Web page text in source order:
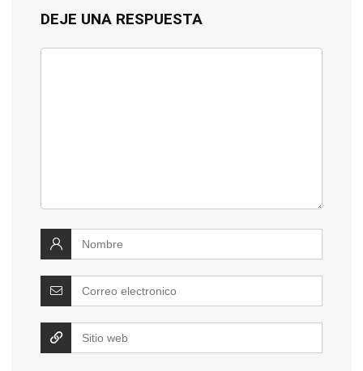
DEJE UNA RESPUESTA